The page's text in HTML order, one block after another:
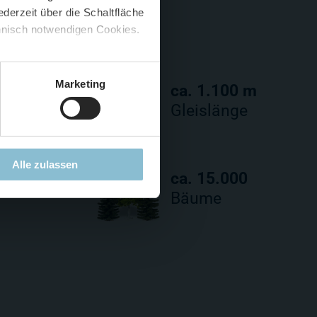
über die Schaltfläche
notwendigen Cookies.
Marketing
Alle zulassen
ca. 1.100 m
Gleislänge
ca. 15.000
Bäume